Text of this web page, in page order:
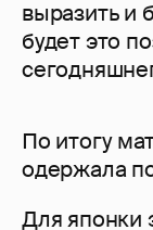
выразить и
будет это
По итогу
одержала
Для японки